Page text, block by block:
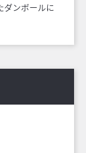
ダンボールに